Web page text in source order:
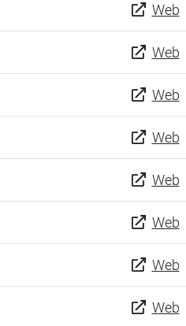
Web
Web
Web
Web
Web
Web
Web
Web